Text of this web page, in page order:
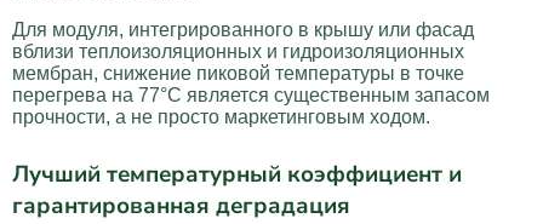
Для модуля, интегрированного в крышу или фасад
вблизи теплоизоляционных и гидроизоляционных
мембран, снижение пиковой температуры в точке
перегрева на 77°C является существенным запасом
прочности, а не просто маркетинговым ходом.
Лучший температурный коэффициент и
гарантированная деградация